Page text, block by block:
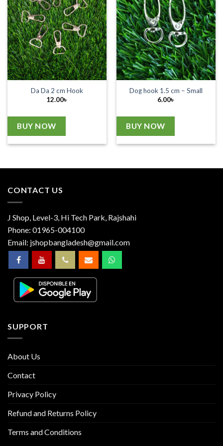
Da Da 2 cm Hook
12.00৳
BUY NOW
Dog hook 1.5 cm – Small
6.00৳
BUY NOW
CONTACT US
J Shop, Level-3, Hi Tech Park, Rajshahi
Phone: 01965-004100
Email: jshopbangladesh@gmail.com
SUPPORT
About Us
Contact
Privacy Policy
Refund and Returns Policy
Terms and Conditions